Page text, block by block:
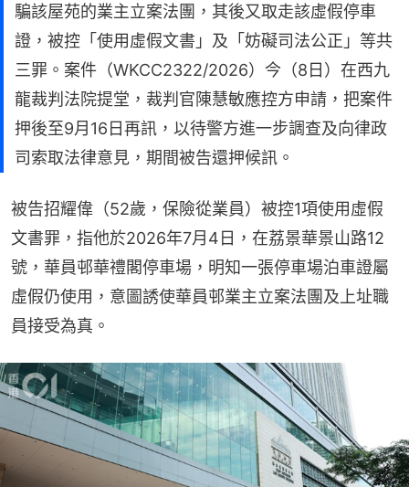
騙該屋苑的業主立案法團，其後又取走該虛假停車
證，被控「使用虛假文書」及「妨礙司法公正」等共
三罪。案件（WKCC2322/2026）今（8日）在西九
龍裁判法院提堂，裁判官陳慧敏應控方申請，把案件
押後至9月16日再訊，以待警方進一步調查及向律政
司索取法律意見，期間被告還押候訊。
被告招耀偉（52歲，保險從業員）被控1項使用虛假
文書罪，指他於2026年7月4日，在荔景華景山路12
號，華員邨華禮閣停車場，明知一張停車場泊車證屬
虛假仍使用，意圖誘使華員邨業主立案法團及上址職
員接受為真。